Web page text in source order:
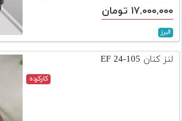
دوربین
و
تجهیزات
مکث
۱۷,۰۰۰,۰۰۰ تومان
البرز
لنز کنان EF 24-105
کارکرده